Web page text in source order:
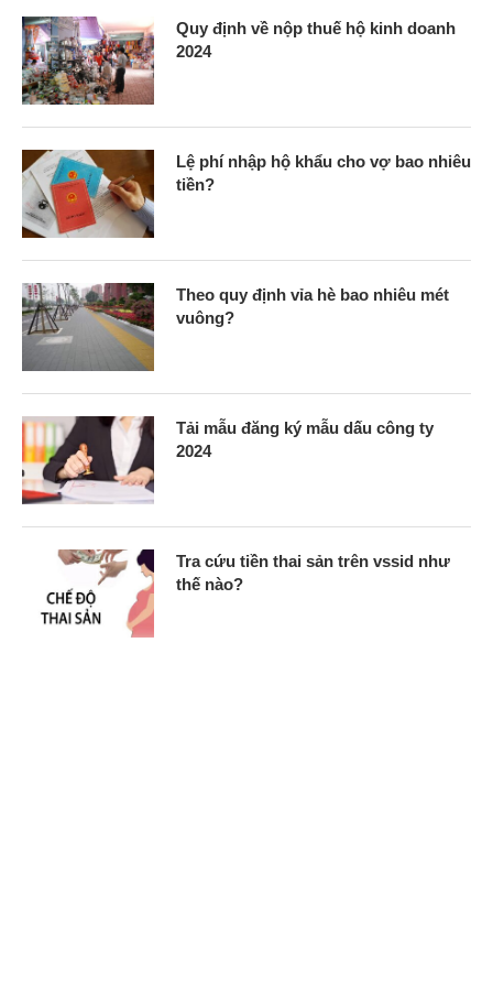
Quy định về nộp thuế hộ kinh doanh
2024
Lệ phí nhập hộ khẩu cho vợ bao nhiêu
tiền?
Theo quy định vỉa hè bao nhiêu mét
vuông?
Tải mẫu đăng ký mẫu dấu công ty
2024
Tra cứu tiền thai sản trên vssid như
thế nào?